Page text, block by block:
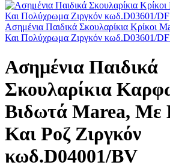
Ασημένια Παιδικά Σκουλαρίκια Κρίκοι
Και Πολύχρωμα Ζιργκόν κωδ.D03601/DF
Ασημένια Παιδικά
Σκουλαρίκια
Βιδωτά Marea, Με
Και Ροζ Ζιργκόν
κωδ.D04001/BV